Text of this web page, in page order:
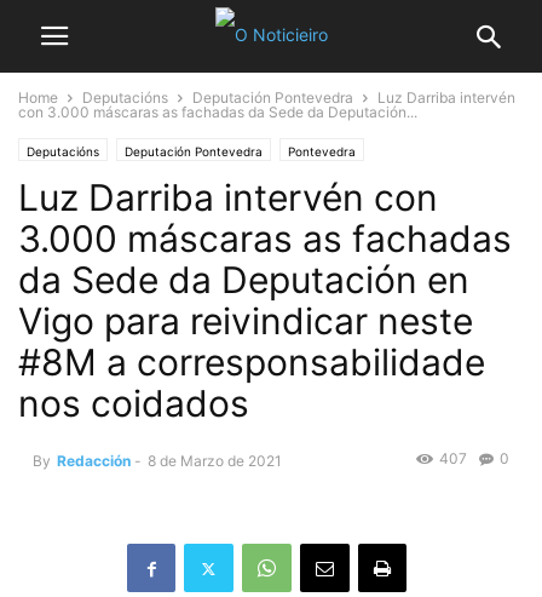
Home Deputacións Deputación Pontevedra
Luz Darriba intervén
con 3.000 máscaras as fachadas da Sede da Deputación...
Deputacións Deputación Pontevedra Pontevedra
Luz Darriba intervén con
3.000 máscaras as fachadas
da Sede da Deputación en
Vigo para reivindicar neste
#8M a corresponsabilidade
nos coidados
By Redacción - 8 de Marzo de 2021 0
407